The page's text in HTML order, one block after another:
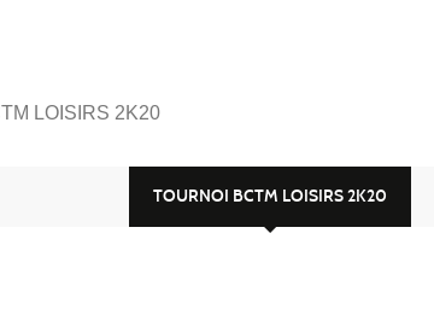
LOISIRS 2K20
TOURNOI BCTM LOISIRS 2K20